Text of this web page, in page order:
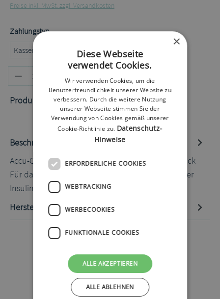
Preise inkl. MwSt. zzgl. Versandkosten
Zahlungstypauswählen
Kassenrezept
Privatrezept Selbstzahler
Produkt Anzahl: Gib den
Produktnummer:60020026.2
Beschreibung
Accu-Chek Rapid-D Link Transfer Set 50cm 10 Stück
Für das schnelle und komfortable trennen von der
Insulinpumpe…Mehr
Hersteller-Informationen
×
Diese Webseite
verwendet Cookies.
Wir verwenden Cookies, um die
Benutzerfreundlichkeit unserer Website zu
verbessern. Durch die weitere Nutzung
unserer Webseite stimmen Sie der
Verwendung von Cookies gemäß unserer
Cookie-Richtlinie zu. Datenschutz-
Hinweise
ERFORDERLICHE COOKIES
WEBTRACKING
WERBECOOKIES
FUNKTIONALE COOKIES
ALLE AKZEPTIEREN
ALLE ABLEHNEN